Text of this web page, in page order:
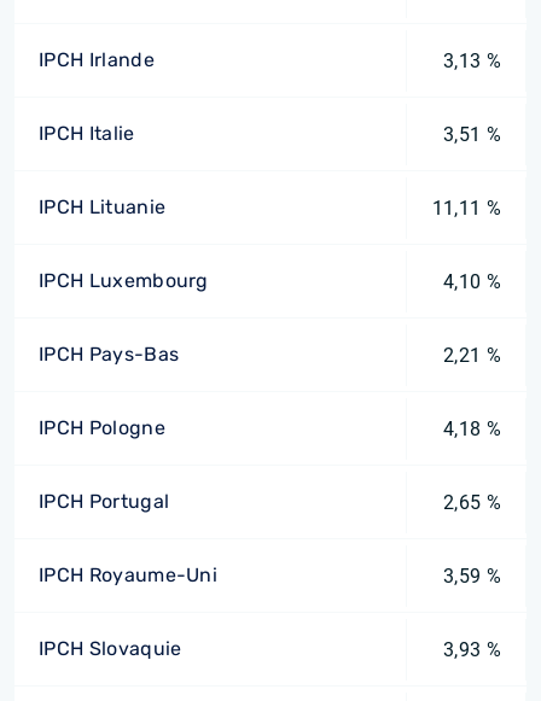
IPCH Irlande 3,13 %
IPCH Italie 3,51 %
IPCH Lituanie 11,11 %
IPCH Luxembourg 4,10 %
IPCH Pays-Bas 2,21 %
IPCH Pologne 4,18 %
IPCH Portugal 2,65 %
IPCH Royaume-Uni 3,59 %
IPCH Slovaquie 3,93 %